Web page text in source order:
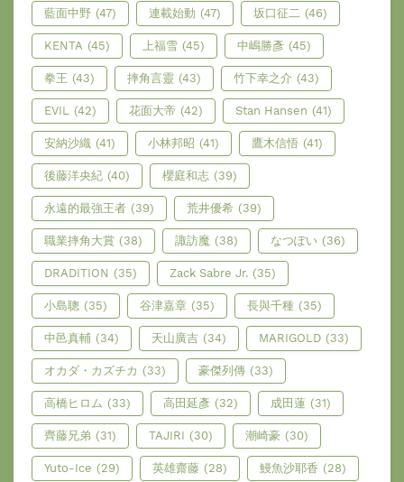
藍面中野 (47) 連載始動 (47) 坂口征二 (46)
KENTA (45) 上福雪 (45) 中嶋勝彥 (45)
拳王 (43) 摔角言靈 (43) 竹下幸之介 (43)
EVIL (42) 花面大帝 (42) Stan Hansen (41)
安納沙織 (41) 小林邦昭 (41) 鷹木信悟 (41)
後藤洋央紀 (40) 櫻庭和志 (39)
永遠的最強王者 (39) 荒井優希 (39)
職業摔角大賞 (38) 諏訪魔 (38) なつぽい (36)
DRADITION (35) Zack Sabre Jr. (35)
小島聰 (35) 谷津嘉章 (35) 長與千種 (35)
中邑真輔 (34) 天山廣吉 (34) MARIGOLD (33)
オカダ・カズチカ (33) 豪傑列傳 (33)
高橋ヒロム (33) 高田延彥 (32) 成田蓮 (31)
齊藤兄弟 (31) TAJIRI (30) 潮崎豪 (30)
Yuto-Ice (29) 英雄齋藤 (28) 鰻魚沙耶香 (28)